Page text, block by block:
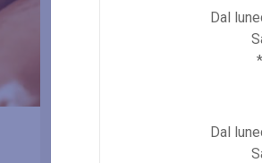
TECHNISPA GUINOT 45
Dal
Dal